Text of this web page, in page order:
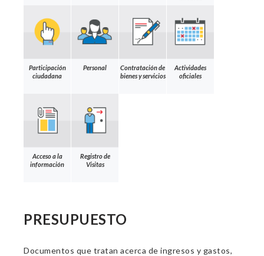
Participación
ciudadana
Personal
Contratación de
bienes y servicios
Actividades
oficiales
Acceso a la
información
Registro de
Visitas
PRESUPUESTO
Documentos que tratan acerca de ingresos y gastos,